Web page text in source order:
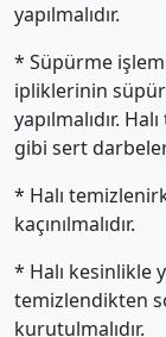
yapılmalıdır.
* Süpürme
ipliklerinin
yapılmalıdır.
gibi sert
* Halı
kaçınılmalıdır.
* Halı kesinlikle
temizlendikten
kurutulmalıdır.